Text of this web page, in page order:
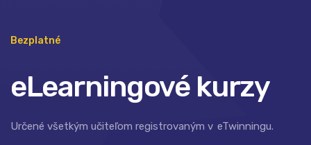
Bezplatné
eLearningové kurzy
Určené všetkým učiteľom registrovaným v eTwinningu.